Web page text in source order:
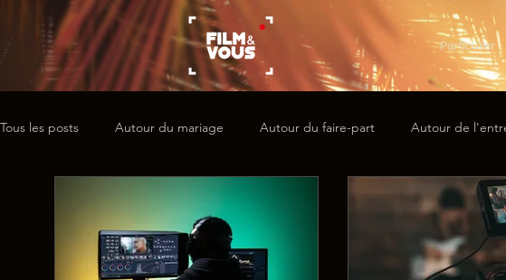
Particulier
Tous les posts Autour du mariage Autour du faire-part Autour de